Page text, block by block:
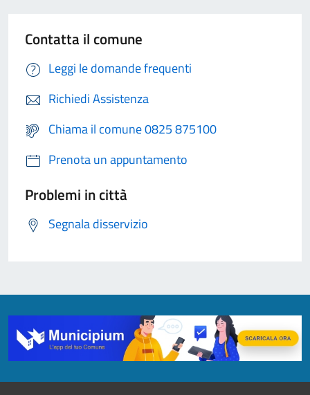
Contatta il comune
Leggi le domande frequenti
Richiedi Assistenza
Chiama il comune 0825 875100
Prenota un appuntamento
Problemi in città
Segnala disservizio